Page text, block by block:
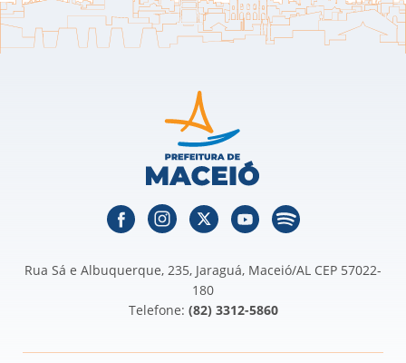
Rua Sá e Albuquerque, 235, Jaraguá, Maceió/AL CEP 57022-
180
Telefone: (82) 3312-5860